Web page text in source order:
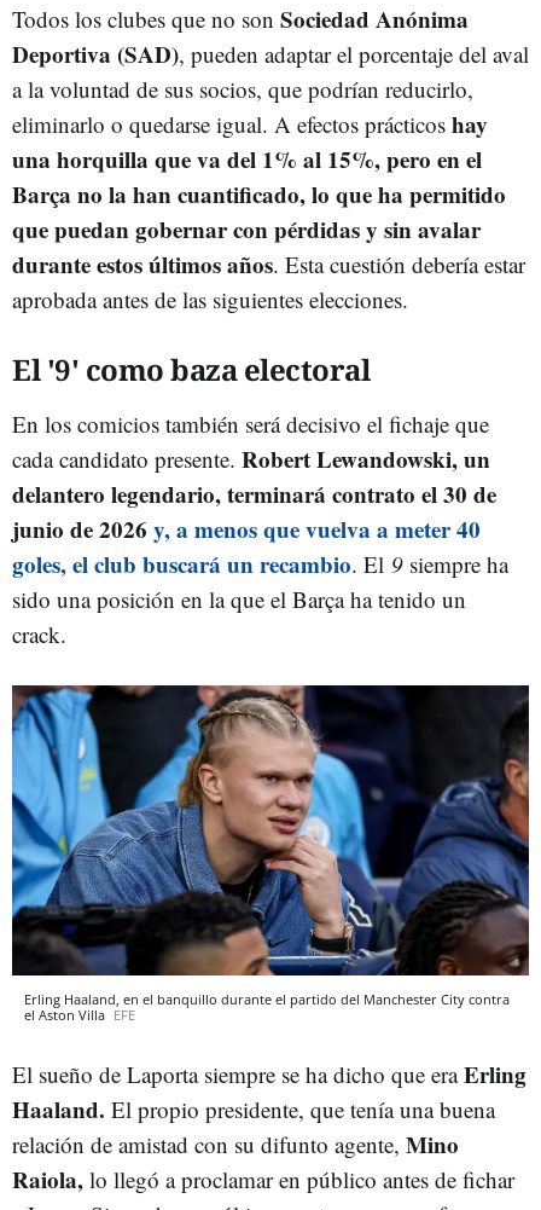
Todos los clubes que no son Sociedad Anónima
Deportiva (SAD), pueden adaptar el porcentaje del aval
a la voluntad de sus socios, que podrían reducirlo,
eliminarlo o quedarse igual. A efectos prácticos hay
una horquilla que va del 1% al 15%, pero en el
Barça no la han cuantificado, lo que ha permitido
que puedan gobernar con pérdidas y sin avalar
durante estos últimos años. Esta cuestión debería estar
aprobada antes de las siguientes elecciones.
El '9' como baza electoral
En los comicios también será decisivo el fichaje que
cada candidato presente. Robert Lewandowski, un
delantero legendario, terminará contrato el 30 de
junio de 2026 y, a menos que vuelva a meter 40
goles, el club buscará un recambio. El 9 siempre ha
sido una posición en la que el Barça ha tenido un
crack.
Erling Haaland, en el banquillo durante el partido del Manchester City contra
el Aston Villa EFE
El sueño de Laporta siempre se ha dicho que eraErling
Haaland. El propio presidente, que tenía una buena
relación de amistad con su difunto agente, Mino
Raiola, lo llegó a proclamar en público antes de fichar